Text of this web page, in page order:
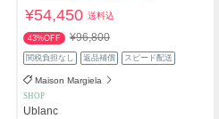
¥54,450送料込
43%OFF ¥96,800
関税負担なし 返品補償 スピード配送
Maison Margiela
SHOP
Ublanc